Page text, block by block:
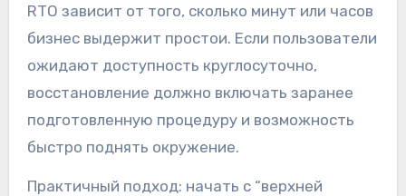
RTO зависит от того, сколько минут или часов
бизнес выдержит простои. Если пользователи
ожидают доступность круглосуточно,
восстановление должно включать заранее
подготовленную процедуру и возможность
быстро поднять окружение.
Практичный подход: начать с “верхней